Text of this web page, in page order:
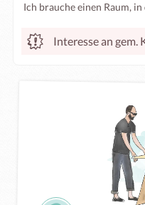
Ich brauche einen Raum, in
Interesse an gem.